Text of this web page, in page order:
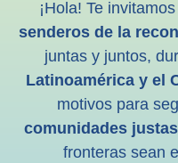
¡Hola! Te
senderos de la
juntas y juntos,
Latinoamérica y el
motivos para
comunidades justas
fronteras sean